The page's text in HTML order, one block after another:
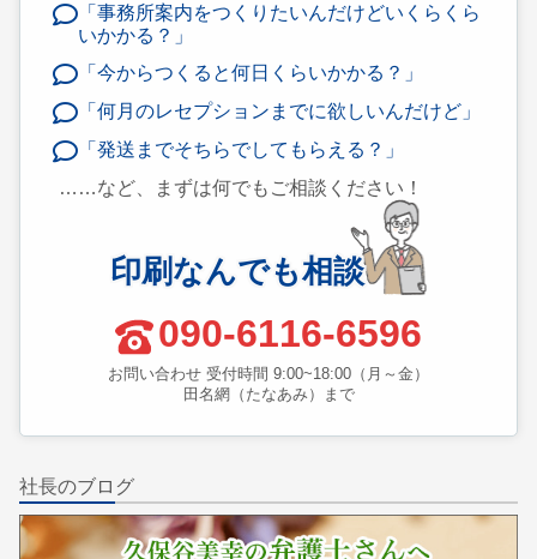
「事務所案内をつくりたいんだけどいくらくら
いかかる？」
「今からつくると何日くらいかかる？」
「何月のレセプションまでに欲しいんだけど」
「発送までそちらでしてもらえる？」
……など、まずは何でもご相談ください！
印刷なんでも相談
090-6116-6596
お問い合わせ 受付時間 9:00~18:00（月～金）
田名網（たなあみ）まで
社長のブログ